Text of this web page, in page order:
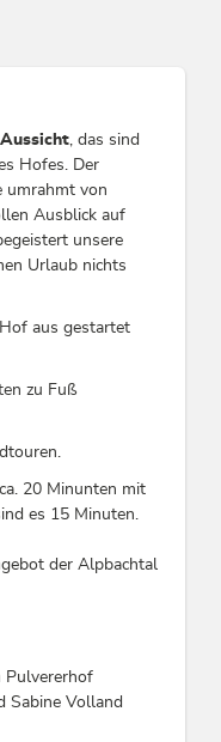
, das sind
Hofes. Der
umrahmt von
Ausblick auf
unsere
Urlaub nichts
aus gestartet
zu Fuß
20 Minunten mit
es 15 Minuten.
der Alpbachtal
Pulvererhof
Sabine Volland